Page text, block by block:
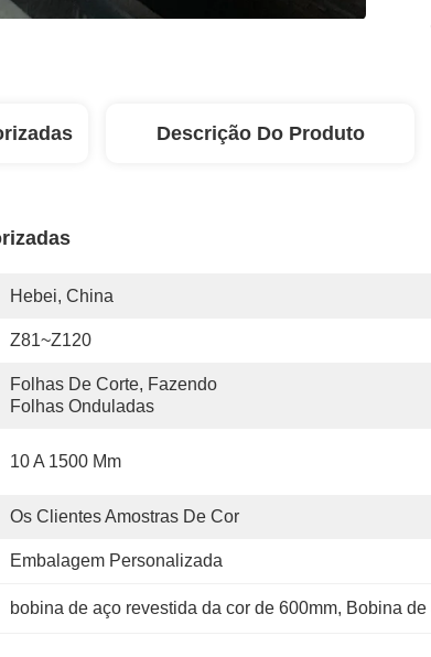
Descrição Do Produto
Hebei, China
Z81~Z120
Folhas De Corte, Fazendo
Folhas Onduladas
10 A 1500 Mm
Os Clientes Amostras De Cor
Embalagem Personalizada
bobina de aço revestida da cor de 600mm, Bobina